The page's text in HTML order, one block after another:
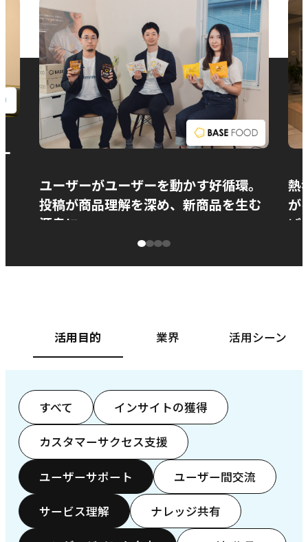
ユーザーがユーザーを動かす好循環。
投稿が商品理解を深め、新商品を生む
源泉に
熱
が
ぱ
活用目的 業界 活用シーン
すべて インサイトの獲得
カスタマーサクセス支援
ユーザーサポート ユーザー間交流
サービス理解 ナレッジ共有